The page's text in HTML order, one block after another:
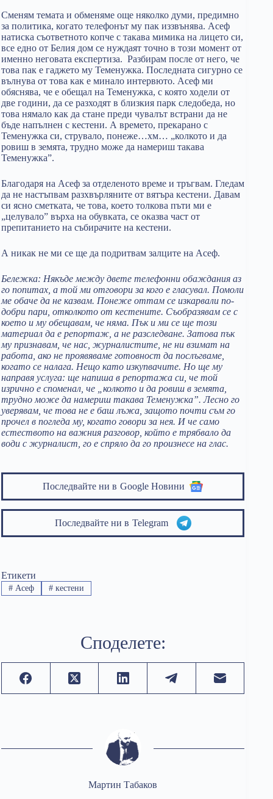
Сменям темата и обменяме още няколко думи, предимно
за политика, когато телефонът му пак иззвънява. Асеф
натиска съответното копче с такава мимика на лицето си,
все едно от Белия дом се нуждаят точно в този момент от
именно неговата експертиза. Разбирам после от него, че
това пак е гаджето му Теменужка. Последната сигурно се
вълнува от това как е минало интервюто. Асеф ми
обяснява, че е обещал на Теменужка, с която ходели от
две години, да се разходят в близкия парк следобеда, но
това нямало как да стане преди чувалът встрани да не
бъде напълнен с кестени. А времето, прекарано с
Теменужка си, струвало, понеже…хм… „колкото и да
ровиш в земята, трудно може да намериш такава
Теменужка”.
Благодаря на Асеф за отделеното време и тръгвам. Гледам
да не настъпвам разхвърляните от вятъра кестени. Давам
си ясно сметката, че това, което толкова пъти ми е
„целувало” върха на обувката, се оказва част от
препитанието на събирачите на кестени.
А никак не ми се ще да подритвам залците на Асеф.
Бележка: Някъде между двете телефонни обаждания аз
го попитах, а той ми отговори за кого е гласувал. Помоли
ме обаче да не казвам. Понеже оттам се изкарвали по-
добри пари, отколкото от кестените. Съобразявам се с
което и му обещавам, че няма. Пък и ми се ще този
материал да е репортаж, а не разследване. Затова пък
му признавам, че нас, журналистите, не ни взимат на
работа, ако не проявяваме готовност да послъгваме,
когато се налага. Нещо като изкупвачите. Но ще му
направя услуга: ще напиша в репортажа си, че той
изрично е споменал, че „колкото и да ровиш в земята,
трудно може да намериш такава Теменужка”. Лесно го
уверявам, че това не е баш лъжа, защото почти съм го
прочел в погледа му, когато говори за нея. И че само
естеството на важния разговор, който е трябвало да
води с журналист, го е спряло да го произнесе на глас.
Последвайте ни в Google Новини
Последвайте ни в Telegram
Етикети
#Асеф #кестени
Споделете:
Мартин Табаков